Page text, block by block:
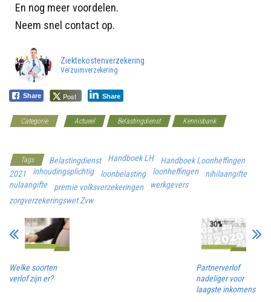
En nog meer voordelen.
Neem snel contact op.
Ziektekostenverzekering
Verzuimverzekering
Share Post Share
Categorie Actueel Belastingdienst
Kennisbank
Tags Belastingdienst Handboek LH
Handboek Loonheffingen
2021
inhoudingsplichtig loonbelasting loonheffingen
nihilaangifte
nulaangifte
premie volksverzekeringen
werkgevers
zorgverzekeringswet Zvw
Welke soorten
verlof zijn er?
Partnerverlof
nadeliger voor
laagste inkomens